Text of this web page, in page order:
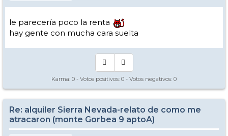
le parecería poco la renta
hay gente con mucha cara suelta
Karma: 0 - Votos positivos: 0 - Votos negativos: 0
Re: alquiler Sierra Nevada-relato de como me
atracaron (monte Gorbea 9 aptoA)